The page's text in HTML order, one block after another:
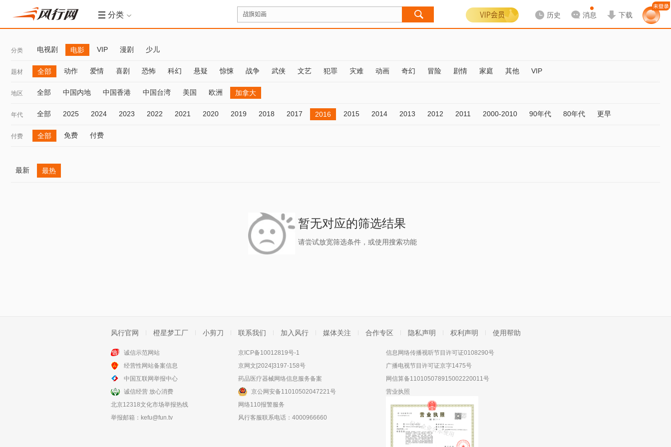
分类 历史 消息 下载
分类 电视剧 电影 VIP 漫剧 少儿
题材 全部 动作 爱情 喜剧 恐怖 科幻 悬疑 惊悚 战争 武侠 文艺 犯罪 灾难 动画 奇幻 冒险 剧情 家庭 其他 VIP
地区 全部 中国内地 中国香港 中国台湾 美国 欧洲 加拿大
年代 全部 2025 2024 2023 2022 2021 2020 2019 2018 2017 2016 2015 2014 2013 2012 2011 2000-2010 90年代 80年代 更早
付费 全部 免费 付费
最新 最热
暂无对应的筛选结果
请尝试放宽筛选条件，或使用搜索功能
风行官网 橙星梦工厂 小剪刀 联系我们 加入风行 媒体关注 合作专区 隐私声明 权利声明 使用帮助
诚信示范网站
经营性网站备案信息
中国互联网举报中心
诚信经营 放心消费
北京12318文化市场举报热线
举报邮箱： kefu@fun.tv
京ICP备10012819号-1
京网文[2024]3197-158号
药品医疗器械网络信息服务备案
京公网安备11010502047221号
网络110报警服务
风行客服联系电话：4000966660
信息网络传播视听节目许可证0108290号
广播电视节目许可证京字1475号
网信算备110105078915002220011号
营业执照